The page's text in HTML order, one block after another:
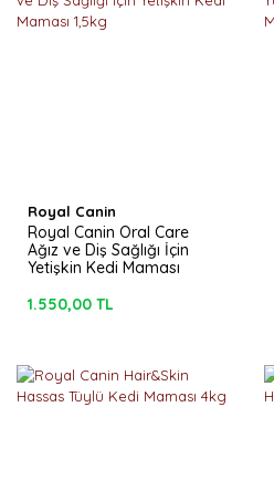
Royal Canin
Royal Canin Oral Care
Ağız ve Diş Sağlığı İçin
Yetişkin Kedi Maması
1.550,00 TL